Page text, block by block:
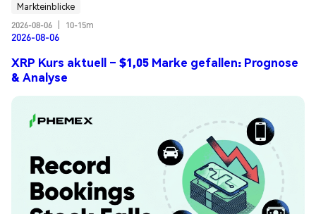
Markteinblicke
2026-08-06
10-15m
2026-08-06
XRP Kurs aktuell – $1,05 Marke gefallen: Prognose
& Analyse